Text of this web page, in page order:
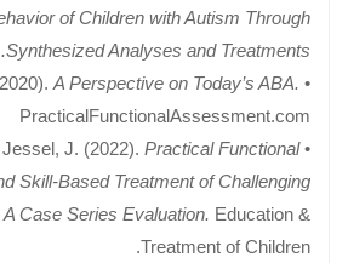
of Children with Autism Through
Synthesized Analyses and Treatments.
• Hanley, G. P. (2020).
A Perspective on Today’s ABA.
PracticalFunctionalAssessment.com
• Fiani, T. & Jessel, J. (2022).
Practical Functional
Skill-Based Treatment of Challenging
Case Series Evaluation. Education &
Treatment of Children.